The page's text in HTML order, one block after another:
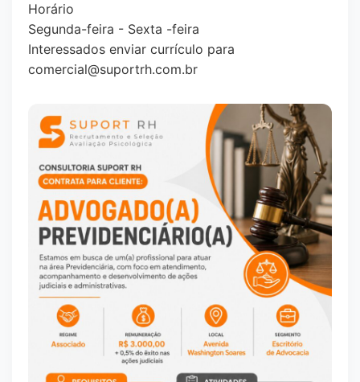
Horário
Segunda-feira - Sexta -feira
Interessados enviar currículo para
comercial@suportrh.com.br